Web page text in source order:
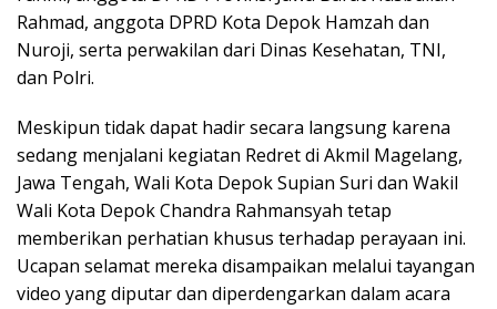
Rahmad, anggota DPRD Kota Depok Hamzah dan
Nuroji, serta perwakilan dari Dinas Kesehatan, TNI,
dan Polri.
Meskipun tidak dapat hadir secara langsung karena
sedang menjalani kegiatan Redret di Akmil Magelang,
Jawa Tengah, Wali Kota Depok Supian Suri dan Wakil
Wali Kota Depok Chandra Rahmansyah tetap
memberikan perhatian khusus terhadap perayaan ini.
Ucapan selamat mereka disampaikan melalui tayangan
video yang diputar dan diperdengarkan dalam acara